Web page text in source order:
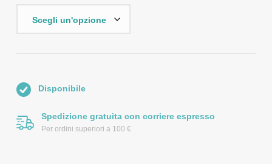
Disponibile
Spedizione gratuita con corriere espresso
Per ordini superiori a 100 €